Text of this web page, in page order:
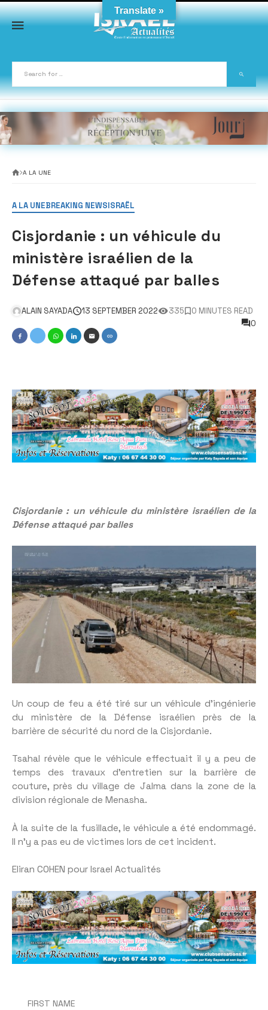
Skip
to
content
A LA UNE
A LA UNEBREAKING NEWSISRAËL
Cisjordanie : un véhicule du
ministère israélien de la
Défense attaqué par balles
ALAIN SAYADA 13 SEPTEMBER 2022 335
0 MINUTES READ
0
Cisjordanie : un véhicule du ministère israélien de la
Défense attaqué par balles
Un coup de feu a été tiré sur un véhicule d’ingénierie
du ministère de la Défense israélien près de la
barrière de sécurité du nord de la Cisjordanie.
Tsahal révèle que le véhicule effectuait il y a peu de
temps des travaux d’entretien sur la barrière de
couture, près du village de Jalma dans la zone de la
division régionale de Menasha.
À la suite de la fusillade, le véhicule a été endommagé.
Il n’y a pas eu de victimes lors de cet incident.
Eliran COHEN pour Israel Actualités
FIRST NAME
Translate »